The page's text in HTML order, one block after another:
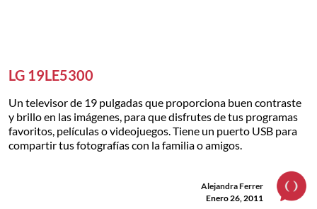
LG 19LE5300
Un televisor de 19 pulgadas que proporciona buen contraste
y brillo en las imágenes, para que disfrutes de tus programas
favoritos, películas o videojuegos. Tiene un puerto USB para
compartir tus fotografías con la familia o amigos.
Alejandra Ferrer
Enero 26, 2011